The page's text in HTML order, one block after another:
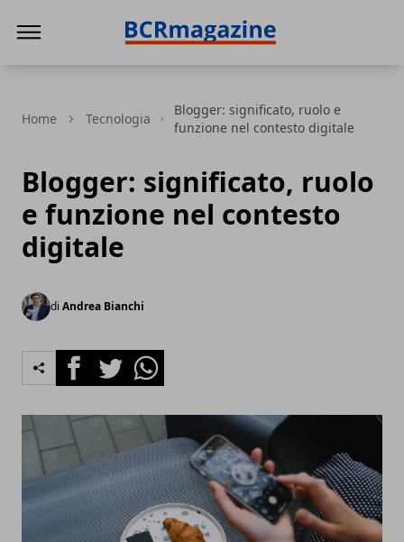
Home Tecnologia
Blogger: significato, ruolo e
funzione nel contesto digitale
Blogger: significato, ruolo
e funzione nel contesto
digitale
di Andrea Bianchi
FacebookTwitterWhatsapp